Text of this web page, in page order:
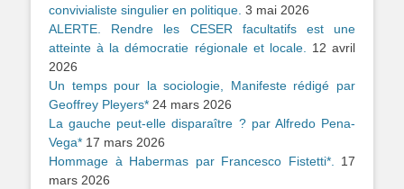
convivialiste singulier en politique. 3 mai 2026
ALERTE. Rendre les CESER facultatifs est une
atteinte à la démocratie régionale et locale. 12 avril
2026
Un temps pour la sociologie, Manifeste rédigé par
Geoffrey Pleyers* 24 mars 2026
La gauche peut-elle disparaître ? par Alfredo Pena-
Vega* 17 mars 2026
Hommage à Habermas par Francesco Fistetti*. 17
mars 2026